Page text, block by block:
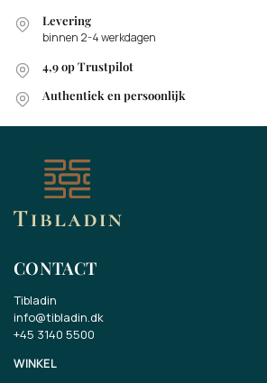
Levering
binnen 2-4 werkdagen
4,9 op Trustpilot
Authentiek en persoonlijk
CONTACT
Tibladin
info@tibladin.dk
+45 3140 5500
WINKEL